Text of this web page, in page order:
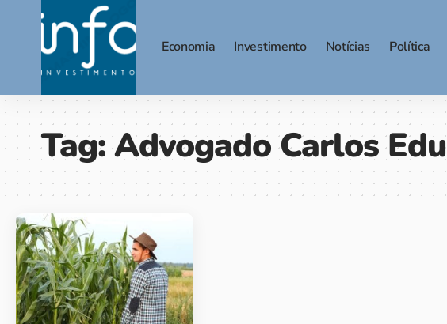
Economia Investimento Notícias Política
Tag:Advogado Carlos